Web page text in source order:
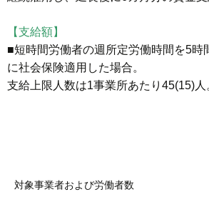
【支給額】
■短時間労働者の週所定労働時間を5時
に社会保険適用した場合。
支給上限人数は1事業所あたり45(15)人
対象事業者および労働者数